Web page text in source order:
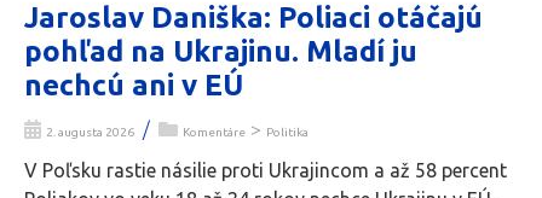
Jaroslav Daniška: Poliaci otáčajú
pohľad na Ukrajinu. Mladí ju
nechcú ani v EÚ
2. augusta 2026 / Komentáre > Politika
V Poľsku rastie násilie proti Ukrajincom a až 58 percent